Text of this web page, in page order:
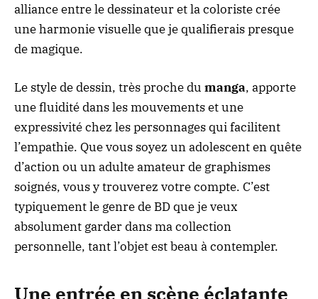
alliance entre le dessinateur et la coloriste crée
une harmonie visuelle que je qualifierais presque
de magique.
Le style de dessin, très proche du manga, apporte
une fluidité dans les mouvements et une
expressivité chez les personnages qui facilitent
l’empathie. Que vous soyez un adolescent en quête
d’action ou un adulte amateur de graphismes
soignés, vous y trouverez votre compte. C’est
typiquement le genre de BD que je veux
absolument garder dans ma collection
personnelle, tant l’objet est beau à contempler.
Une entrée en scène éclatante